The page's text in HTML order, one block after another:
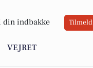
din indbakke Tilmeld
VEJRET